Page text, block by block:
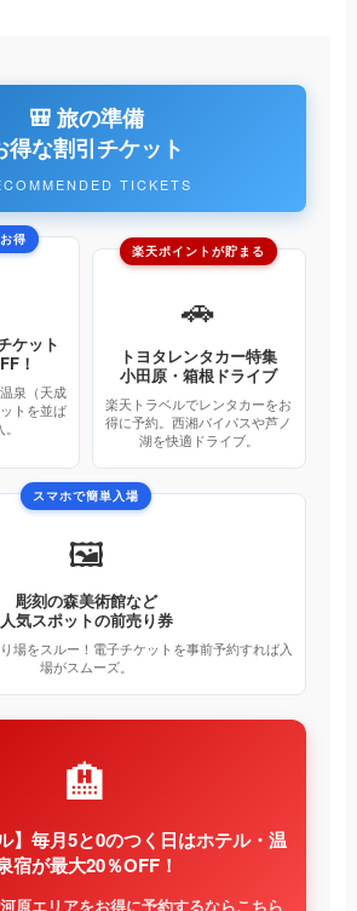
🎒 旅の準備
得な割引チケット
TICKETS
得
ケット
！
泉（天成
トを並ば
楽天ポイントが貯まる
🚗
トヨタレンタカー特集
小田原・箱根ドライブ
楽天トラベルでレンタカーをお
得に予約。西湘バイパスや芦ノ
湖を快適ドライブ。
スマホで簡単入場
🖼️
彫刻の森美術館など
人気スポットの前売り券
場をスルー！電子チケットを事前予約すれば入
場がスムーズ。
🏨
】毎月5と0のつく日はホテル・温
宿が最大20％OFF！
原エリアをお得に予約するならこちら